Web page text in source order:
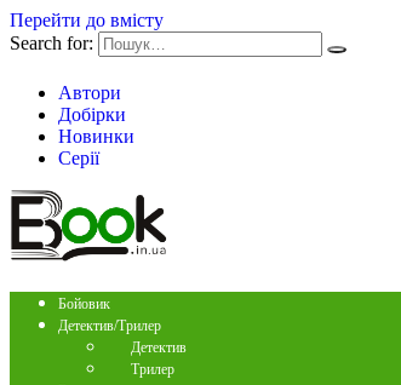
Перейти до вмісту
Search for:
Автори
Добірки
Новинки
Серії
Бойовик
Детектив/Трилер
Детектив
Трилер